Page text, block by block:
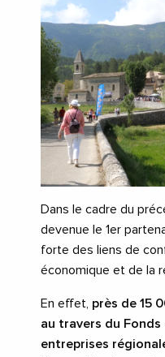
Dans le cadre du
devenue le 1er
forte des liens de
économique et de la
En effet, près de 15
au travers du Fonds
entreprises